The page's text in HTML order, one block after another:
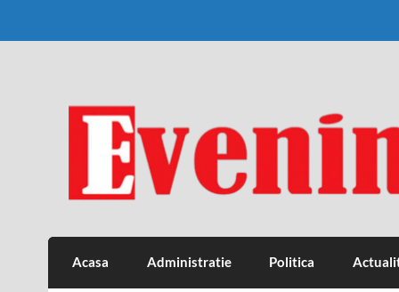
Eveniment Valcean
Acasa Administratie Politica